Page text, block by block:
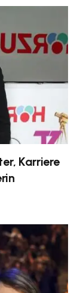
Karriere